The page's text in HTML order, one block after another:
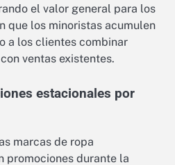
el valor general para los
que los minoristas acumulen
a los clientes combinar
ventas existentes.
estacionales por
marcas de ropa
promociones durante la